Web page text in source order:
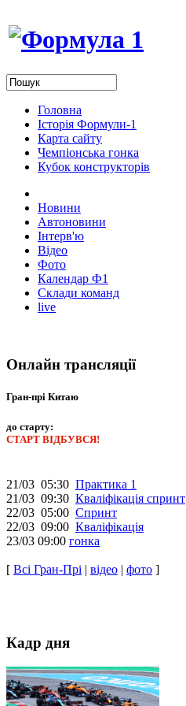
Головна
Історія Формули-1
Карта сайту
Чемпіонська гонка
Кубок конструкторів
Новини
Автоновини
Інтерв'ю
Відео
Фото
Календар Ф1
Склади команд
live
Онлайн трансляції
Гран-прі Китаю
до старту:
СТАРТ ВІДБУВСЯ!
21/03 05:30 Практика 1
21/03 09:30 Кваліфікація спринт
22/03 05:00 Спринт
22/03 09:00 Кваліфікація
23/03 09:00 гонка
[ Всі Гран-Прі | відео | фото ]
Кадр дня